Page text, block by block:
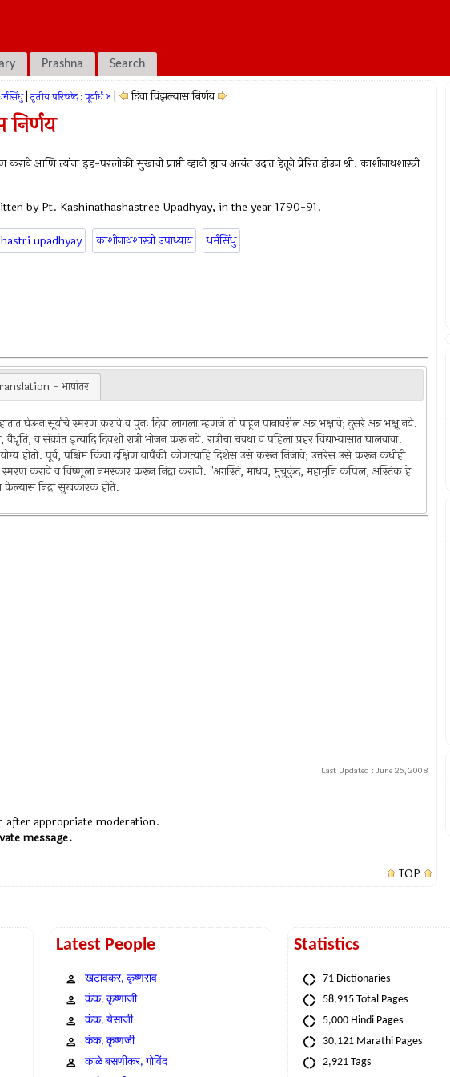
Prashna Search
तृतीय परिच्छेद : पूर्वार्ध ४ दिवा विझल्यास निर्णय
आणि त्यांना इह-परलोकी सुखाची प्राप्ती व्हावी ह्याच अत्यंत उदात्त हेतूने प्रेरित होउन श्री. काशीनाथशास्त्री
by Pt. Kashinathashastree Upadhyay, in the year 1790-91.
upadhyay काशीनाथशास्त्री उपाध्याय धर्मसिंधु
- भाषांतर
घेऊन सूर्याचे स्मरण करावे व पुनः दिवा लागला म्हणजे तो पाहून पानावरील अन्न भक्षावे; दुसरे अन्न भक्षू नये.
वैधृति, व संक्रांत इत्यादि दिवशी रात्री भोजन करू नये. रात्रीचा चवथा व पहिला प्रहर विद्याभ्यासात घालवावा.
योग्य होतो. पूर्व, पश्चिम किंवा दक्षिण यापैकी कोणत्याहि दिशेस उसे करून निजावे; उत्तरेस उसे करून कधीही
स्मरण करावे व विष्णूला नमस्कार करून निद्रा करावी. "अगस्ति, माधव, मुचुकुंद, महामुनि कपिल, अस्तिक हे
निद्रा सुखकारक होते.
Last Updated : June 25, 2008
after appropriate moderation.
message.
TOP
Latest People
खटावकर, कृष्णराव
कंक, कृष्णाजी
कंक, येसाजी
कंक, कृष्णजी
काळे बसणीकर, गोविंद
Statistics
71 Dictionaries
58,915 Total Pages
5,000 Hindi Pages
30,121 Marathi Pages
2,921 Tags